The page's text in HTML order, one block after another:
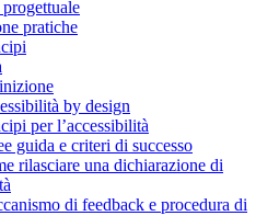
pratiche
by design
per l’accessibilità
guida e criteri di successo
rilasciare una dichiarazione di
di feedback e procedura di